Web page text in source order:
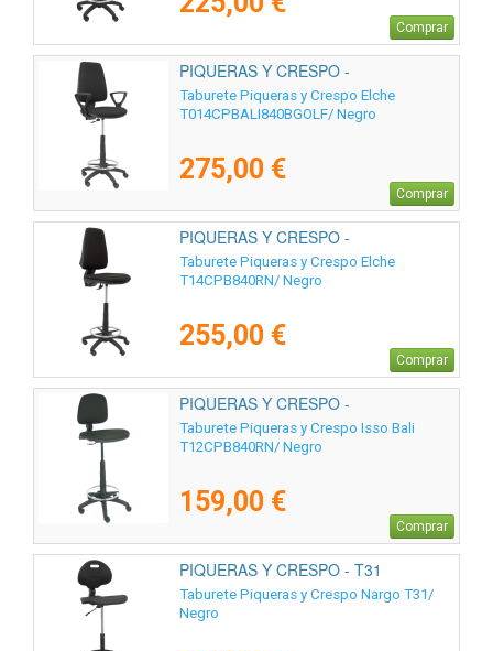
Comprar
PIQUERAS Y CRESPO -
T014CPBALI840BGOLF
Taburete Piqueras y Crespo Elche
T014CPBALI840BGOLF/ Negro
275,00 €
Comprar
PIQUERAS Y CRESPO -
T14CPB840RN
Taburete Piqueras y Crespo Elche
T14CPB840RN/ Negro
255,00 €
Comprar
PIQUERAS Y CRESPO -
T12CPB840RN
Taburete Piqueras y Crespo Isso Bali
T12CPB840RN/ Negro
159,00 €
Comprar
PIQUERAS Y CRESPO - T31
Taburete Piqueras y Crespo Nargo T31/
Negro